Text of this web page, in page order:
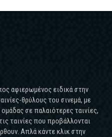
αφιερωμένος ειδικά στην
θρύλους του σινεμά, με
σε παλαιότερες ταινίες,
ταινίες που προβάλλονται
Απλά κάντε κλικ στην